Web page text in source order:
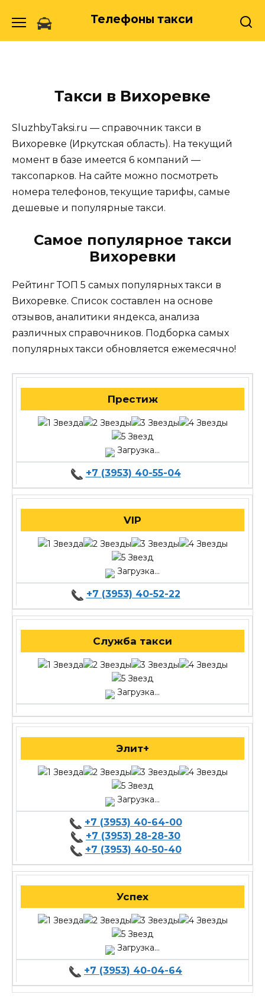
Телефоны такси
Такси в Вихоревке
SluzhbyTaksi.ru — справочник такси в
Вихоревке (Иркутская область). На текущий
момент в базе имеется 6 компаний —
таксопарков. На сайте можно посмотреть
номера телефонов, текущие тарифы, самые
дешевые и популярные такси.
Самое популярное такси
Вихоревки
Рейтинг ТОП 5 самых популярных такси в
Вихоревке. Список составлен на основе
отзывов, аналитики яндекса, анализа
различных справочников. Подборка самых
популярных такси обновляется ежемесячно!
Престиж
Загрузка...
+7 (3953) 40-55-04
VIP
Загрузка...
+7 (3953) 40-52-22
Служба такси
Загрузка...
Элит+
Загрузка...
+7 (3953) 40-64-00
+7 (3953) 28-28-30
+7 (3953) 40-50-40
Успех
Загрузка...
+7 (3953) 40-04-64